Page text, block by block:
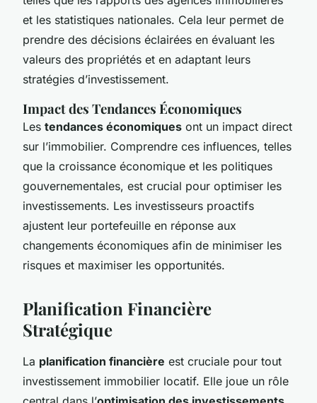
et les statistiques nationales. Cela leur permet de
prendre des décisions éclairées en évaluant les
valeurs des propriétés et en adaptant leurs
stratégies d’investissement.
Impact des Tendances Économiques
Les tendances économiques ont un impact direct
sur l’immobilier. Comprendre ces influences, telles
que la croissance économique et les politiques
gouvernementales, est crucial pour optimiser les
investissements. Les investisseurs proactifs
ajustent leur portefeuille en réponse aux
changements économiques afin de minimiser les
risques et maximiser les opportunités.
Planification Financière
Stratégique
La planification financière est cruciale pour tout
investissement immobilier locatif. Elle joue un rôle